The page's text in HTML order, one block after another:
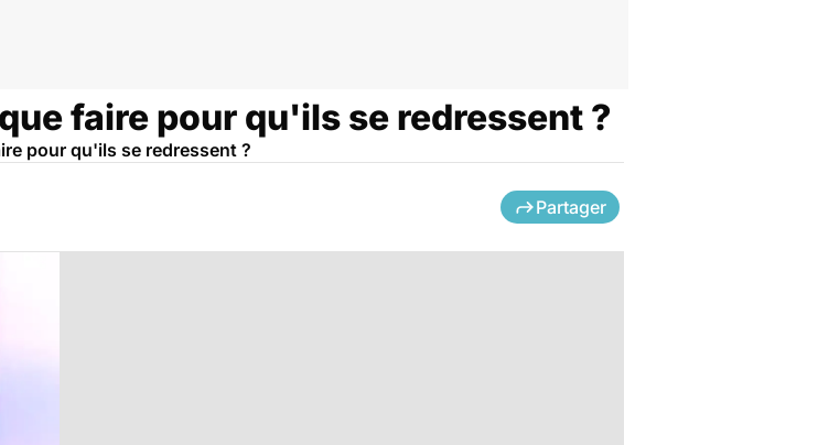
faire pour qu'ils se redressent ?
pour qu'ils se redressent ?
Partager